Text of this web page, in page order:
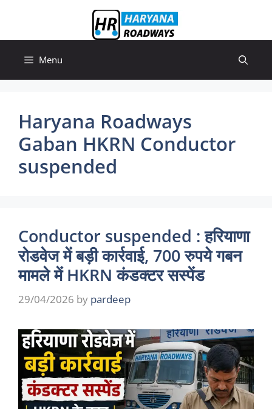
content
Menu
Haryana Roadways
Gaban HKRN Conductor
suspended
Conductor suspended : हरियाणा
रोडवेज में बड़ी कार्रवाई, 700 रुपये गबन
मामले में HKRN कंडक्टर सस्पेंड
29/04/2026 by pardeep